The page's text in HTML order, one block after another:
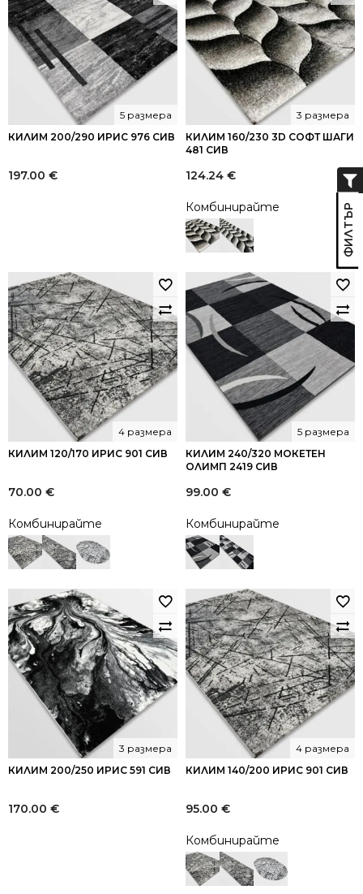
КИЛИМ 200/290 ИРИС 976 СИВ
5 размера
197.00 €
КИЛИМ 160/230 3D СОФТ ШАГИ
481 СИВ
3 размера
124.24 €
Комбинирайте
КИЛИМ 120/170 ИРИС 901 СИВ
4 размера
70.00 €
Комбинирайте
КИЛИМ 240/320 МОКЕТЕН
ОЛИМП 2419 СИВ
5 размера
99.00 €
Комбинирайте
КИЛИМ 200/250 ИРИС 591 СИВ
3 размера
170.00 €
КИЛИМ 140/200 ИРИС 901 СИВ
4 размера
95.00 €
Комбинирайте